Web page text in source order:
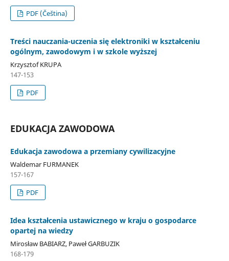
PDF (Čeština)
Treści nauczania-uczenia się elektroniki w kształceniu
ogólnym, zawodowym i w szkole wyższej
Krzysztof KRUPA
147-153
PDF
EDUKACJA ZAWODOWA
Edukacja zawodowa a przemiany cywilizacyjne
Waldemar FURMANEK
157-167
PDF
Idea kształcenia ustawicznego w kraju o gospodarce
opartej na wiedzy
Mirosław BABIARZ, Paweł GARBUZIK
168-179